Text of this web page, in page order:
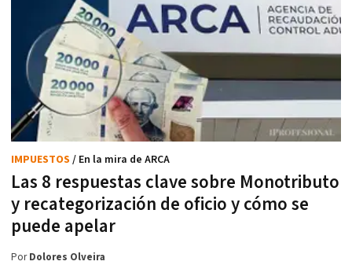
Las 8 respuestas clave sobre Monotributo
y recategorización de oficio y cómo se
puede apelar
IMPUESTOS / En la mira de ARCA
PorDolores Olveira